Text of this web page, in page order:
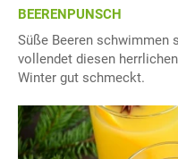
BEERENPUNSCH
Süße Beeren schwimmen
vollendet diesen
Winter gut schmeckt.